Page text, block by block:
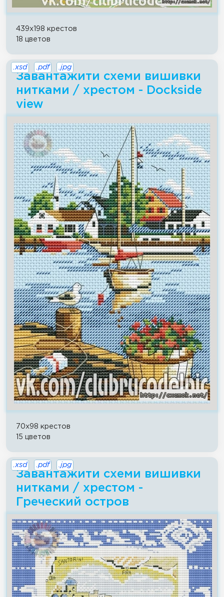
439x198 крестов
18 цветов
Завантажити схеми вишивки
нитками / хрестом - Dockside
view
.xsd .pdf .jpg
70x98 крестов
15 цветов
Завантажити схеми вишивки
нитками / хрестом -
Греческий остров
.xsd .pdf .jpg